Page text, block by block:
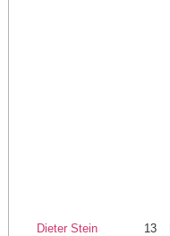
Dieter Stein 13